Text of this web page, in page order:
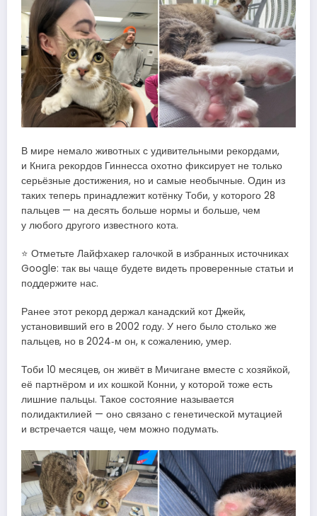
В мире немало животных с удивительными рекордами,
и Книга рекордов Гиннесса охотно фиксирует не только
серьёзные достижения, но и самые необычные. Один из
таких теперь принадлежит котёнку Тоби, у которого 28
пальцев — на десять больше нормы и больше, чем
у любого другого известного кота.
⭐ Отметьте Лайфхакер галочкой в избранных источниках
Google: так вы чаще будете видеть проверенные статьи и
поддержите нас.
Ранее этот рекорд держал канадский кот Джейк,
установивший его в 2002 году. У него было столько же
пальцев, но в 2024‑м он, к сожалению, умер.
Тоби 10 месяцев, он живёт в Мичигане вместе с хозяйкой,
её партнёром и их кошкой Конни, у которой тоже есть
лишние пальцы. Такое состояние называется
полидактилией — оно связано с генетической мутацией
и встречается чаще, чем можно подумать.